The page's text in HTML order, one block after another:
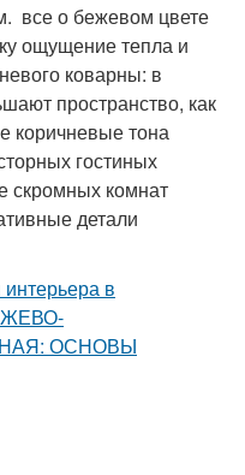
все о бежевом цвете
ощущение тепла и
коварны: в
пространство, как
коричневые тона
гостиных
скромных комнат
детали